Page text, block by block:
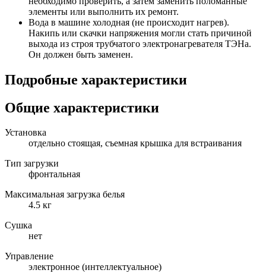
элементы или выполнить их ремонт.
Вода в машине холодная (не происходит нагрев).
Накипь или скачки напряжения могли стать причиной
выхода из строя трубчатого электронагревателя ТЭНа.
Он должен быть заменен.
Подробные характеристики
Общие характеристики
Установка
отдельно стоящая, съемная крышка для встраивания
Тип загрузки
фронтальная
Максимальная загрузка белья
4.5 кг
Сушка
нет
Управление
электронное (интеллектуальное)